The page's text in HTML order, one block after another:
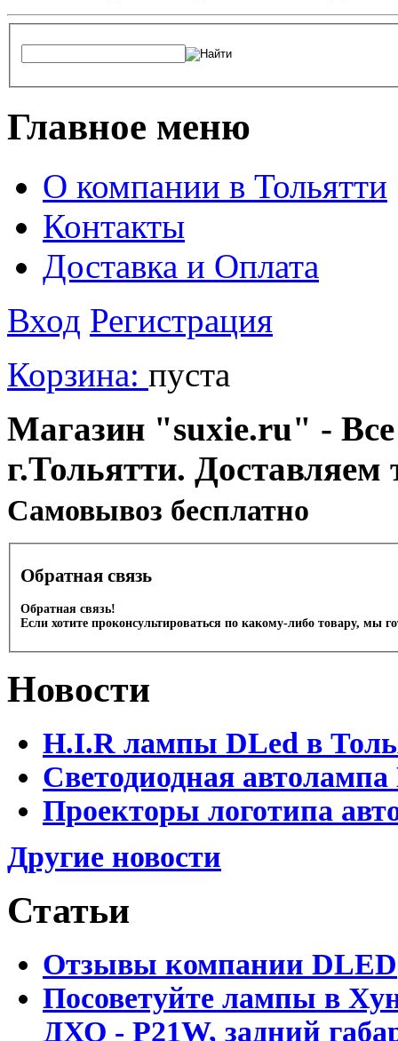
Главное меню
О компании в Тольятти
Контакты
Доставка и Оплата
Вход Регистрация
Корзина: пуста
Магазин "suxie.ru" - Все
г.Тольятти.
Cамовывоз бесплатно
Обратная связь
Обратная связь!
Если хотите проконсультироваться по какому-либо товару, мы
Новости
H.I.R лампы DLed в
Светодиодная
Проекторы логотипа
Другие новости
Статьи
Отзывы компании DLED
Посоветуйте лампы в
ДХО - P21W, задний